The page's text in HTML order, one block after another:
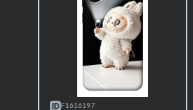
F1616197